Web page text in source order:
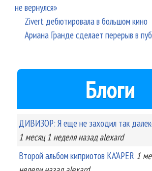
не вернулся»
Zivert дебютировала в большом кино
Ариана Гранде сделает перерыв в
Блоги
ДИВИЗОР: Я еще не заходил так
1 месяц 1 неделяназад alexard
Второй альбом киприотов KA'APER 1